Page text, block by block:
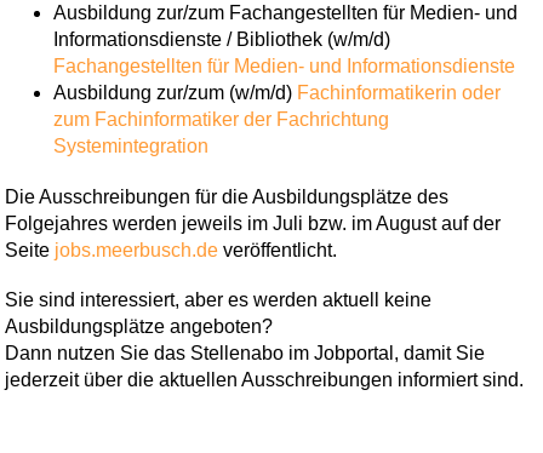
Ausbildung zur/zum Fachangestellten für Medien- und
Informationsdienste / Bibliothek (w/m/d)
Fachangestellten für Medien- und Informationsdienste
Ausbildung zur/zum (w/m/d) Fachinformatikerin oder
zum Fachinformatiker der Fachrichtung
Systemintegration
Die Ausschreibungen für die Ausbildungsplätze des
Folgejahres werden jeweils im Juli bzw. im August auf der
Seite jobs.meerbusch.de veröffentlicht.
Sie sind interessiert, aber es werden aktuell keine
Ausbildungsplätze angeboten?
Dann nutzen Sie das Stellenabo im Jobportal, damit Sie
jederzeit über die aktuellen Ausschreibungen informiert sind.